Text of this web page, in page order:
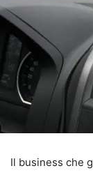
Il business che